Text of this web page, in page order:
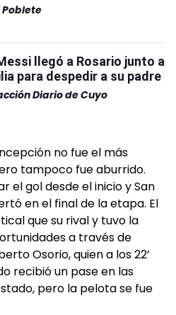
Poblete
llegó a Rosario junto a
para despedir a su padre
Diario de Cuyo
no fue el más
tampoco fue aburrido.
el gol desde el inicio y San
en el final de la etapa. El
que su rival y tuvo la
a través de
Osorio, quien a los 22’
recibió un pase en las
pero la pelota se fue